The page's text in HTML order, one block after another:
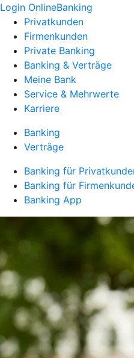
Login OnlineBanking
Privatkunden
Firmenkunden
Private Banking
Banking & Verträge
Meine Bank
Service & Mehrwerte
Karriere
Banking
Verträge
Banking für
Banking für
Banking App